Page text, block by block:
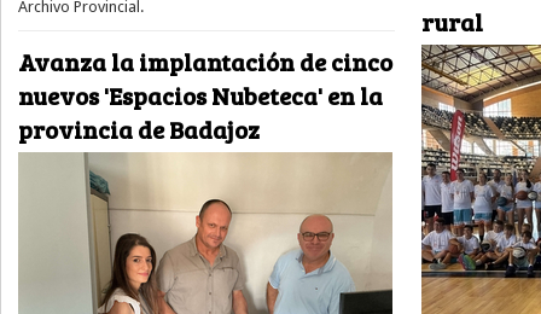
Archivo Provincial.
Avanza la implantación de cinco
nuevos 'Espacios Nubeteca' en la
provincia de Badajoz
rural